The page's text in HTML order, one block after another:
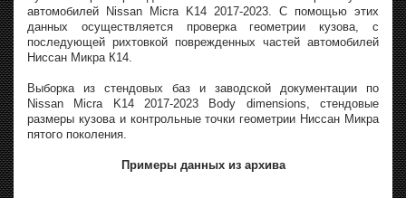
автомобилей Nissan Micra K14 2017-2023. С помощью этих
данных осуществляется проверка геометрии кузова, с
последующей рихтовкой поврежденных частей автомобилей
Ниссан Микра К14.
Выборка из стендовых баз и заводской документации по
Nissan Micra K14 2017-2023 Body dimensions, стендовые
размеры кузова и контрольные точки геометрии Ниссан Микра
пятого поколения.
Примеры данных из архива